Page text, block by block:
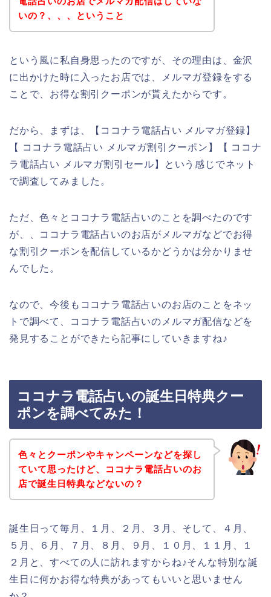
いの？、、、ということ
という風に私自身思ったのですが、その理由は、金沢
に出かけた時に入ったお店では、メルマガ登録をする
ことで、お得な割引クーポンが貰えたからです。
だから、まずは、【ココナラ電話占い メルマガ登録】
【 ココナラ電話占い メルマガ割引クーポン】【 ココナ
ラ電話占い メルマガ割引セール】という感じでネット
で調査してみました。
ただ、色々とココナラ電話占いのことを調べたのです
が、、ココナラ電話占いのお店がメルマガなどでお得
な割引クーポンを配信しているかどうかは分かりませ
んでした。
なので、今後もココナラ電話占いのお店のことをネッ
トで調べて、ココナラ電話占いのメルマガ配信などを
発見することができたら記事にしていきますね♪
ココナラ電話占いの誕生日特典クー
ポンを調べてみた！
色々とクーポンやキャンペーンなどを探し
ていて思ったけど、ココナラ電話占いのお
店で誕生日特典などないの？
誕生日って毎月、１月、２月、３月、そして、４月、
５月、６月、７月、８月、９月、１０月、１１月、１
２月と、すべての人に訪れますからね♪そんな特別な誕
生日に何かお得な特典があってもいいと思いません